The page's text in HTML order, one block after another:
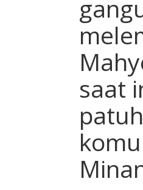
saat